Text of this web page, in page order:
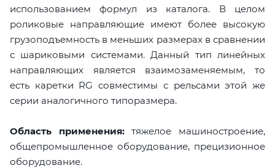
использованием формул из каталога. В целом
роликовые направляющие имеют более высокую
грузоподъемность в меньших размерах в сравнении
с шариковыми системами. Данный тип линейных
направляющих является взаимозаменяемым, то
есть каретки RG совместимы с рельсами этой же
серии аналогичного типоразмера.
Область применения:тяжелое машиностроение,
общепромышленное оборудование, прецизионное
оборудование.